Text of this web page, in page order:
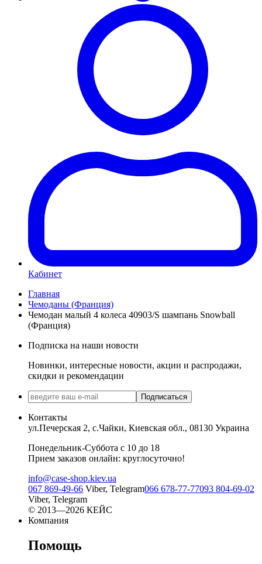
Кабинет
Главная
Чемоданы (Франция)
Чемодан малый 4 колеса 40903/S шампань Snowball
(Франция)
Подписка на наши новости
Новинки, интересные новости, акции и распродажи,
скидки и рекомендации
Подписаться
Контакты
ул.Печерская 2, с.Чайки, Киевская обл., 08130 Украина
Понедельник-Суббота с 10 до 18
Прием заказов онлайн: круглосуточно!
info@case-shop.kiev.ua
067 869-49-66 Viber, Telegram066 678-77-77093 804-69-02
Viber, Telegram
© 2013—2026 КЕЙС
Компания
Помощь